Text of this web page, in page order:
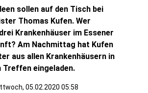
sollen auf den Tisch bei
Thomas Kufen. Wer
Krankenhäuser im Essener
Am Nachmittag hat Kufen
aus allen Krankenhäusern in
Treffen eingeladen.
05.02.2020 05:58